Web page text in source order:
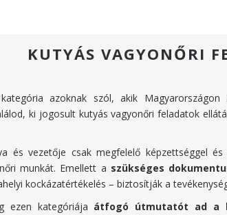
KUTYÁS VAGYONŐRI
azoknak szól, akik Magyarországon
ki jogosult kutyás vagyonőri feladatok
és vezetője csak megfelelő képzettséggel
munkát. Emellett a szükséges
kockázatértékelés – biztosítják a
ezen kategóriája átfogó útmutatót ad a